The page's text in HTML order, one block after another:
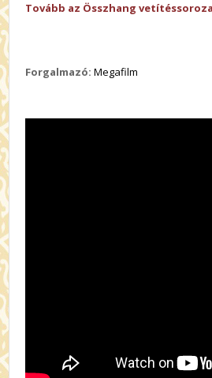
Tovább az Összhang
Forgalmazó: Megafilm